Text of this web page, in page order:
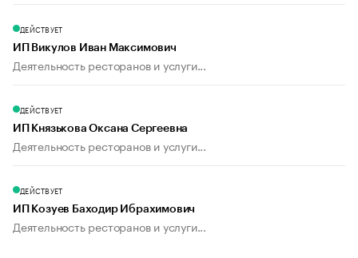
ДЕЙСТВУЕТ
ИП Викулов Иван Максимович
Деятельность ресторанов и услуги...
ДЕЙСТВУЕТ
ИП Князькова Оксана Сергеевна
Деятельность ресторанов и услуги...
ДЕЙСТВУЕТ
ИП Козуев Баходир Ибрахимович
Деятельность ресторанов и услуги...